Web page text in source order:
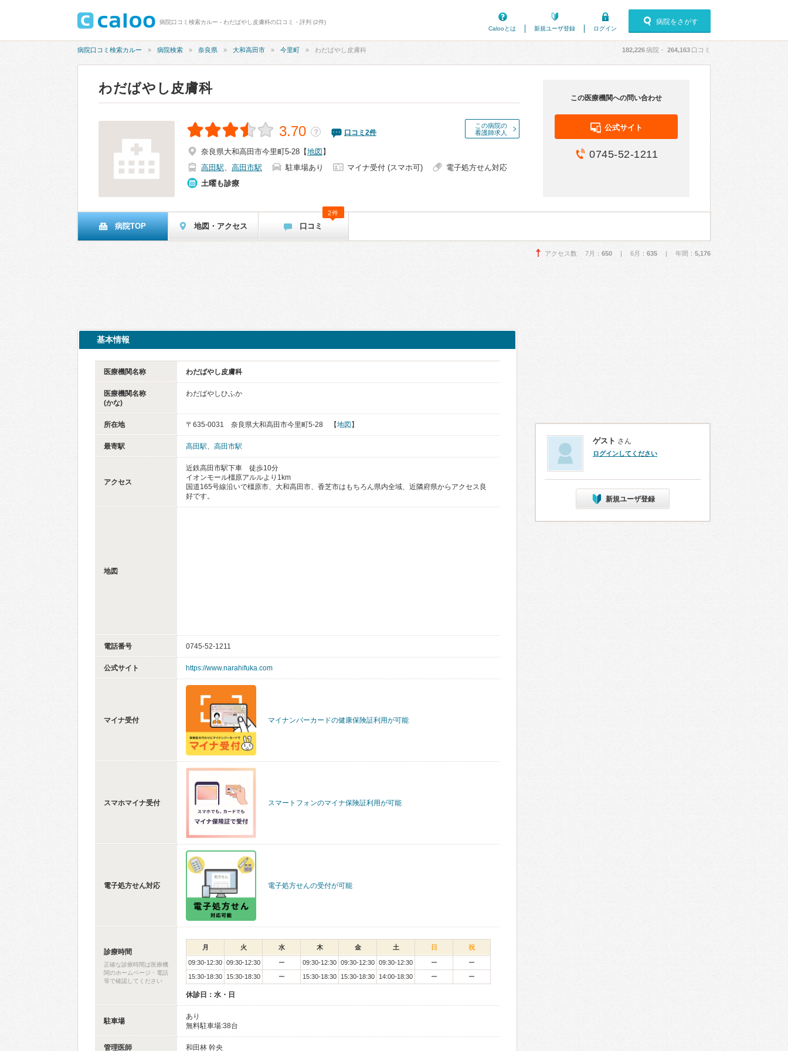
病院口コミ検索カルー - わだばやし皮膚科の口コミ・評判 (2件)
Calooとは
新規ユーザ登録 ログイン
病院をさがす
病院口コミ検索カルー 病院検索 奈良県 大和高田市 今里町 わだばやし皮膚科 182,226病院・ 264,163 口コミ
わだばやし皮膚科
この病院の
看護師求人
3.70 ？ 口コミ 2件
奈良県大和高田市今里町5-28 【地図 】
高田駅、 高田市駅 駐車場あり マイナ受付 (スマホ可)
電子処方せん対応
土曜も診療
この医療機関への問い合わせ
公式サイト
0745-52-1211
病院TOP 地図・アクセス 口コミ
2件
アクセス数 7月： 650 | 6月： 635 | 年間： 5,176
基本情報
医療機関名称 わだばやし皮膚科
医療機関名称
(かな)
わだばやしひふか
所在地 〒635-0031 奈良県大和高田市今里町5-28 【地図 】
最寄駅 高田駅、 高田市駅
アクセス
近鉄高田市駅下車 徒歩10分
イオンモール橿原アルルより1km
国道165号線沿いで橿原市、大和高田市、香芝市はもちろん県内全域、近隣府県からアクセス良
好です。
地図
電話番号 0745-52-1211
公式サイト https://www.narahifuka.com
マイナ受付 マイナンバーカードの健康保険証利用が可能
スマホマイナ受付 スマートフォンのマイナ保険証利用が可能
電子処方せん対応 電子処方せんの受付が可能
診療時間
正確な診療時間は医療機
関のホームページ・電話
等で確認してください
月 火 水 木 金 土 日 祝
09:30-12:30 09:30-12:30 ー 09:30-12:30 09:30-12:30 09:30-12:30 ー
ー
15:30-18:30
15:30-18:30 ー 15:30-18:30 15:30-18:30 14:00-18:30 ー ー
休診日：水・日
駐車場
あり
無料駐車場:38台
管理医師 和田林 幹央
ゲスト さん
ログインしてください
新規ユーザ登録